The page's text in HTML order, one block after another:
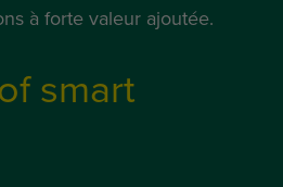
à forte valeur ajoutée.
smart